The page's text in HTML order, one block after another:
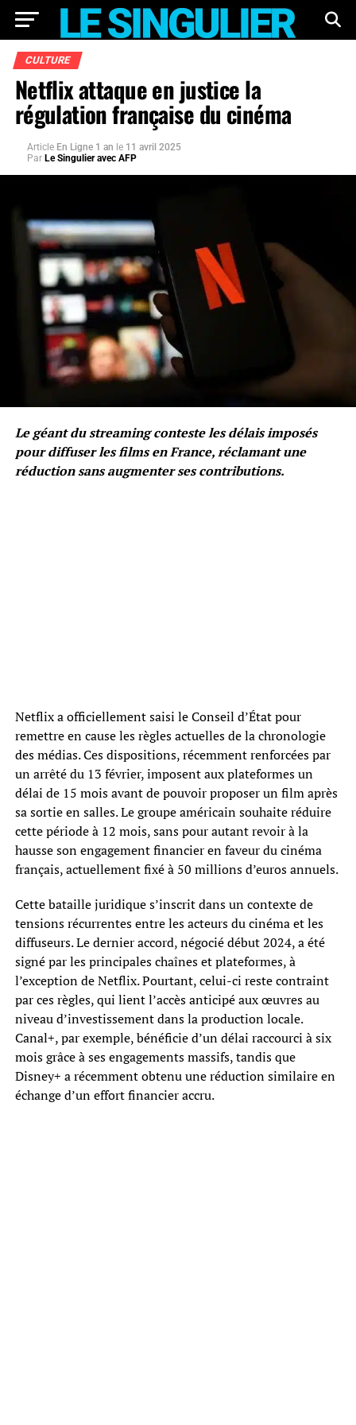
CULTURE
Netflix attaque en justice la
régulation française du cinéma
Article En Ligne 1 an le 11 avril 2025
Par Le Singulier avec AFP
Le géant du streaming conteste les délais imposés
pour diffuser les films en France, réclamant une
réduction sans augmenter ses contributions.
Netflix a officiellement saisi le Conseil d’État pour
remettre en cause les règles actuelles de la chronologie
des médias. Ces dispositions, récemment renforcées par
un arrêté du 13 février, imposent aux plateformes un
délai de 15 mois avant de pouvoir proposer un film après
sa sortie en salles. Le groupe américain souhaite réduire
cette période à 12 mois, sans pour autant revoir à la
hausse son engagement financier en faveur du cinéma
français, actuellement fixé à 50 millions d’euros annuels.
Cette bataille juridique s’inscrit dans un contexte de
tensions récurrentes entre les acteurs du cinéma et les
diffuseurs. Le dernier accord, négocié début 2024, a été
signé par les principales chaînes et plateformes, à
l’exception de Netflix. Pourtant, celui-ci reste contraint
par ces règles, qui lient l’accès anticipé aux œuvres au
niveau d’investissement dans la production locale.
Canal+, par exemple, bénéficie d’un délai raccourci à six
mois grâce à ses engagements massifs, tandis que
Disney+ a récemment obtenu une réduction similaire en
échange d’un effort financier accru.